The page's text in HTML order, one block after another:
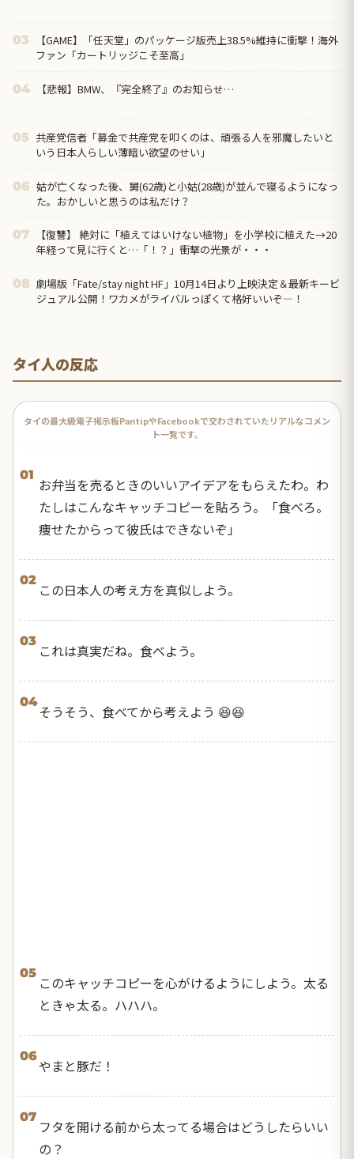
03
【GAME】「任天堂」のパッケージ版売上38.5%維持に衝撃！海外
ファン「カートリッジこそ至高」
04 【悲報】BMW、『完全終了』のお知らせ…
05 共産党信者「募金で共産党を叩くのは、頑張る人を邪魔したいと
いう日本人らしい薄暗い欲望のせい」
06 姑が亡くなった後、舅(62歳)と小姑(28歳)が並んで寝るようになっ
た。おかしいと思うのは私だけ？
07
【復讐】 絶対に「植えてはいけない植物」を小学校に植えた→20
年経って見に行くと…「！？」衝撃の光景が・・・
08 劇場版「Fate/stay night HF」10月14日より上映決定＆最新キービ
ジュアル公開！ワカメがライバルっぽくて格好いいぞ―！
タイ人の反応
タイの最大級電子掲示板PantipやFacebookで交わされていたリアルなコメン
ト一覧です。
01
お弁当を売るときのいいアイデアをもらえたわ。わ
たしはこんなキャッチコピーを貼ろう。「食べろ。
痩せたからって彼氏はできないぞ」
02
この日本人の考え方を真似しよう。
03
これは真実だね。食べよう。
04
そうそう、食べてから考えよう 😆😆
05
このキャッチコピーを心がけるようにしよう。太る
ときゃ太る。ハハハ。
06
やまと豚だ！
07
フタを開ける前から太ってる場合はどうしたらいい
の？